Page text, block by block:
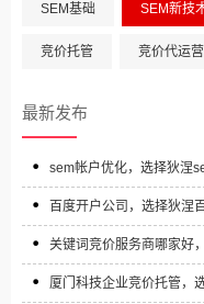
SEM基础 SEM新技
竞价托管 竞价代运营
最新发布
sem帐户优化，选择狄涅
百度开户公司，选择狄涅
关键词竞价服务商哪家好
厦门科技企业竞价托管，